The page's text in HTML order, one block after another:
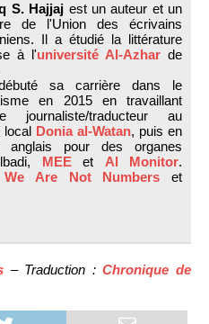
S. Hajjaj est un auteur et un
de l'Union des écrivains
Il a étudié la littérature
à l'université Al-Azhar de
sa carrière dans le
en 2015 en travaillant
journaliste/traducteur au
local Donia al-Watan, puis en
pour des organes
MEEet Al Monitor.
We Are Not Numbers et
– Traduction :Chronique de